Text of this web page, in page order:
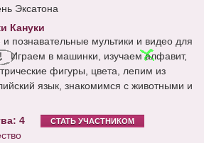
Эксатона
Кануки
и познавательные мультики и видео для
Играем в машинки, изучаем алфавит,
фигуры, цвета, лепим из
язык, знакомимся с животными и
4
СТАТЬ УЧАСТНИКОМ